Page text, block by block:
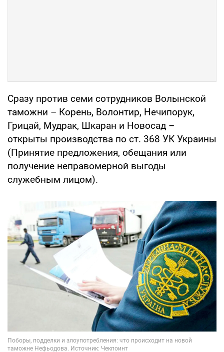
Сразу против семи сотрудников Волынской
таможни – Корень, Волонтир, Нечипорук,
Грицай, Мудрак, Шкаран и Новосад –
открыты производства по ст. 368 УК Украины
(Принятие предложения, обещания или
получение неправомерной выгоды
служебным лицом).